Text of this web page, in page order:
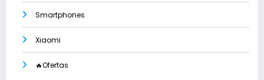
Smartphones
Xiaomi
🔥Ofertas